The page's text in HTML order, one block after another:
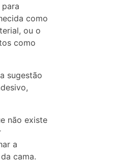
como
ou o
como
sugestão
não existe
a
cama.